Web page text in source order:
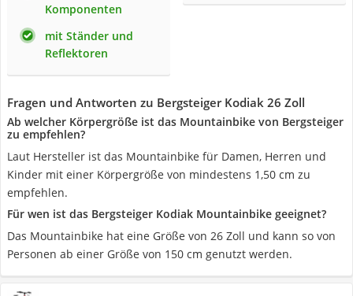
Komponenten
mit Ständer und
Reflektoren
Fragen und Antworten zu Bergsteiger Kodiak 26 Zoll
Ab welcher Körpergröße ist das Mountainbike von Bergsteiger
zu empfehlen?
Laut Hersteller ist das Mountainbike für Damen, Herren und
Kinder mit einer Körpergröße von mindestens 1,50 cm zu
empfehlen.
Für wen ist das Bergsteiger Kodiak Mountainbike geeignet?
Das Mountainbike hat eine Größe von 26 Zoll und kann so von
Personen ab einer Größe von 150 cm genutzt werden.